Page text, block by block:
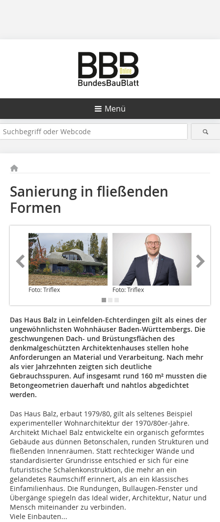
Menü
Sanierung in fließenden
Formen
Foto: Triflex Foto: Triflex
Das Haus Balz in Leinfelden-Echterdingen gilt als eines der
ungewöhnlichsten Wohnhäuser Baden-Württembergs. Die
geschwungenen Dach- und Brüstungsflächen des
denkmalgeschützten Architektenhauses stellen hohe
Anforderungen an Material und Verarbeitung. Nach mehr
als vier Jahrzehnten zeigten sich deutliche
Gebrauchsspuren. Auf insgesamt rund 160 m² mussten die
Betongeometrien dauerhaft und nahtlos abgedichtet
werden.
Das Haus Balz, erbaut 1979/80, gilt als seltenes Beispiel
experimenteller Wohnarchitektur der 1970/80er-Jahre.
Architekt Michael Balz entwickelte ein organisch geformtes
Gebäude aus dünnen Betonschalen, runden Strukturen und
fließenden Innenräumen. Statt rechteckiger Wände und
standardisierter Grundrisse entschied er sich für eine
futuristische Schalenkonstruktion, die mehr an ein
gelandetes Raumschiff erinnert, als an ein klassisches
Einfamilienhaus. Die Rundungen, Bullaugen-Fenster und
Übergänge spiegeln das Ideal wider, Architektur, Natur und
Mensch miteinander zu verbinden.
Viele Einbauten...